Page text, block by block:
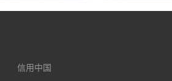
信用中国